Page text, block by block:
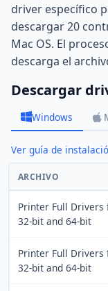
driver específico
descargar 20
Mac OS. El
descarga el
Descargar
Windows
Ver guía de
ARCHIVO
Printer Full Drivers
32-bit and 64-bit
Printer Full Drivers
32-bit and 64-bit